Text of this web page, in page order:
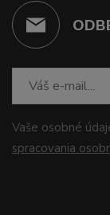
Vaše osobné
spracovania